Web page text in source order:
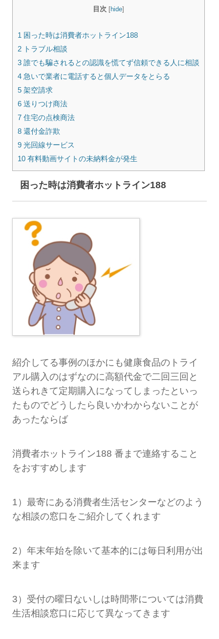
目次 [hide]
1 困った時は消費者ホットライン188
2 トラブル相談
3 誰でも騙されるとの認識を慌てず信頼できる人に相談
4 急いで業者に電話すると個人データをとらる
5 架空請求
6 送りつけ商法
7 住宅の点検商法
8 還付金詐欺
9 光回線サービス
10 有料動画サイトの未納料金が発生
困った時は消費者ホットライン188
紹介してる事例のほかにも健康食品のトライ
アル購入のはずなのに高額代金で二回三回と
送られきて定期購入になってしまった といっ
たものでどうしたら良いかわからないことが
あったならば
消費者ホットライン188 番まで連絡すること
をおすすめします
1）最寄にある消費者生活センターなどのよう
な相談の窓口をご紹介してくれます
2）年末年始を除いて基本的には毎日利用が出
来ます
3）受付の曜日ないしは時間帯については消費
生活相談窓口に応じて異なってきます